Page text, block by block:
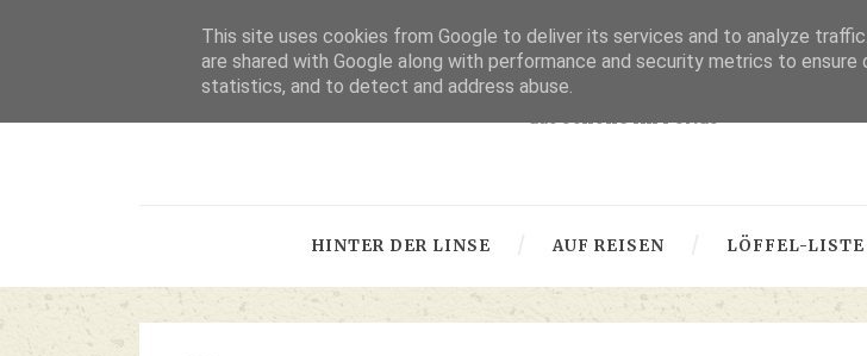
thru lensed
HINTER DER LINSE AUF REISEN LÖFFEL-LISTE
This site uses cookies from Google to deliver its services and to analyze
are shared with Google along with performance and security metrics to
statistics, and to detect and address abuse.